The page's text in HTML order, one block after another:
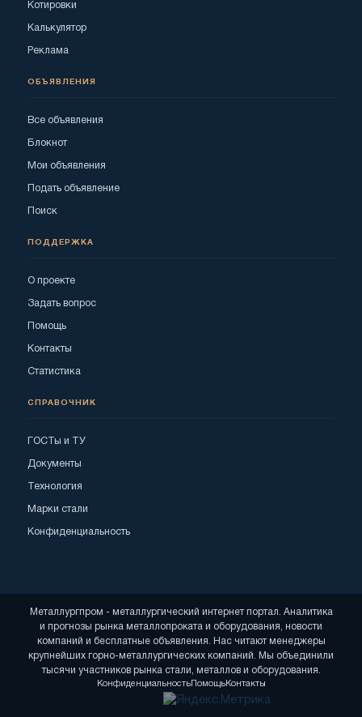
Котировки
Калькулятор
Реклама
ОБЪЯВЛЕНИЯ
Все объявления
Блокнот
Мои объявления
Подать объявление
Поиск
ПОДДЕРЖКА
О проекте
Задать вопрос
Помощь
Контакты
Статистика
СПРАВОЧНИК
ГОСТы и ТУ
Документы
Технология
Марки стали
Конфиденциальность
Металлургпром - металлургический интернет портал. Аналитика
и прогнозы рынка металлопроката и оборудования, новости
компаний и бесплатные объявления. Нас читают менеджеры
крупнейших горно-металлургических компаний. Мы объединили
тысячи участников рынка стали, металлов и оборудования.
КонфиденциальностьПомощьКонтакты